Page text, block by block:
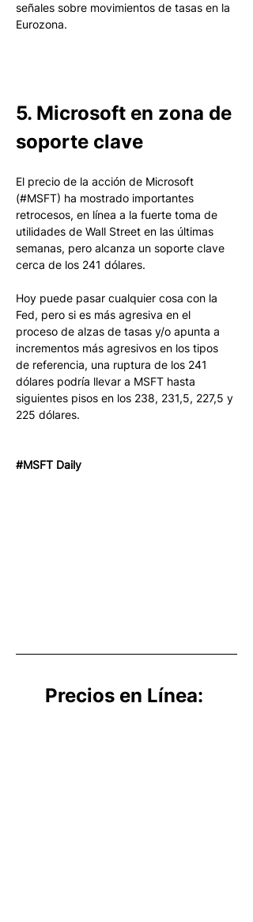
señales sobre movimientos de tasas en la
Eurozona.
5. Microsoft en zona de
soporte clave
El precio de la acción de Microsoft
(#MSFT) ha mostrado importantes
retrocesos, en línea a la fuerte toma de
utilidades de Wall Street en las últimas
semanas, pero alcanza un soporte clave
cerca de los 241 dólares.
Hoy puede pasar cualquier cosa con la
Fed, pero si es más agresiva en el
proceso de alzas de tasas y/o apunta a
incrementos más agresivos en los tipos
de referencia, una ruptura de los 241
dólares podría llevar a MSFT hasta
siguientes pisos en los 238, 231,5, 227,5 y
225 dólares.
#MSFT Daily
Precios en Línea: